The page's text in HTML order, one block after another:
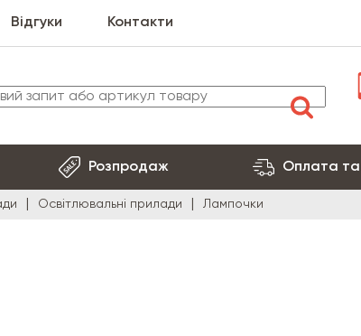
Відгуки Контакти
Розпродаж Оплата
Освітлювальні прилади Лампочки